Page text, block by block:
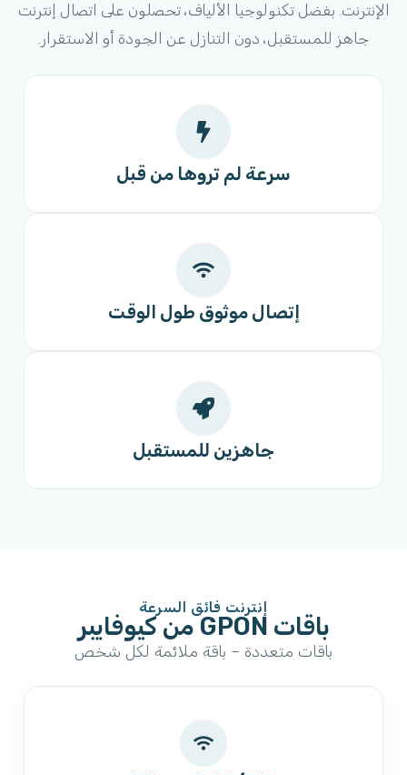
الإنترنت. بفضل تكنولوجيا الألياف، تحصلون على اتصال إنترنت
جاهز للمستقبل، دون التنازل عن الجودة أو الاستقرار.
سرعة لم تروها من قبل
إتصال موثوق طول الوقت
جاهزين للمستقبل
إنترنت فائق السرعة
باقات GPON من كيوفايبر
باقات متعددة – باقة ملائمة لكل شخص